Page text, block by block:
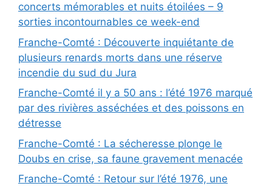
concerts mémorables et nuits étoilées – 9
sorties incontournables ce week-end
Franche-Comté : Découverte inquiétante de
plusieurs renards morts dans une réserve
incendie du sud du Jura
Franche-Comté il y a 50 ans : l’été 1976 marqué
par des rivières asséchées et des poissons en
détresse
Franche-Comté : La sécheresse plonge le
Doubs en crise, sa faune gravement menacée
Franche-Comté : Retour sur l’été 1976, une